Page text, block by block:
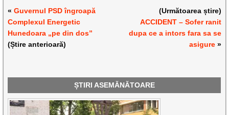
«Guvernul PSD îngroapă
Complexul Energetic
Hunedoara „pe din dos”
(Știre anterioară)
(Următoarea știre)
ACCIDENT – Sofer ranit
dupa ce a intors fara sa se
asigure»
ȘTIRI ASEMĂNĂTOARE